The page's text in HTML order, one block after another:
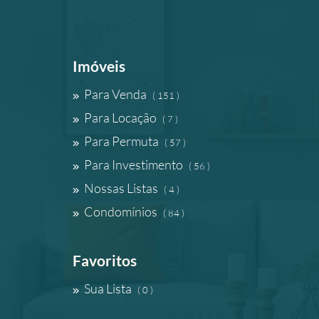
Imóveis
Para Venda ( 151 )
Para Locação ( 7 )
Para Permuta ( 57 )
Para Investimento ( 56 )
Nossas Listas ( 4 )
Condomínios ( 84 )
Favoritos
Sua Lista ( 0 )